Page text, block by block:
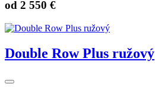
od 2 550 €
Double Row Plus ružový